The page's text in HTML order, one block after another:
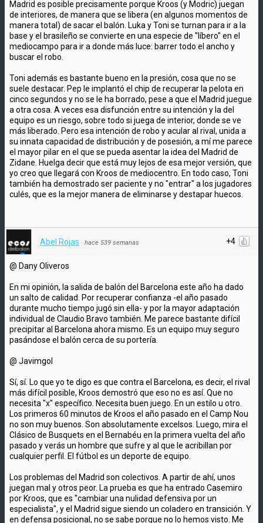
Madrid es posible precisamente porque Kroos (y Modric) juegan
de interiores, de manera que se libera (en algunos momentos de
manera total) de sacar el balón. Luka y Toni se turnan para ir a la
base y el brasileño se convierte en una especie de "líbero" en el
mediocampo para ir a donde más luce: barrer todo el ancho y
buscar el robo.
Toni además es bastante bueno en la presión, cosa que no se
suele destacar. Pep le implantó el chip de recuperar la pelota en
cinco segundos y no se le ha borrado, pese a que el Madrid juegue
a otra cosa. A veces esa disfunción entre su intención y la del
equipo es un riesgo, sobre todo si juega de interior, donde se ve
más liberado. Pero esa intención de robo y acular al rival, unida a
su innata capacidad de distribución y de posesión, a mí me parece
el mayor pilar en el que se pueda asentar la idea del Madrid de
Zidane. Huelga decir que está muy lejos de esa mejor versión, que
yo creo que llegará con Kroos de mediocentro. En todo caso, Toni
también ha demostrado ser paciente y no "entrar" a los jugadores
culés, que es la mejor manera de eliminarse y destapar huecos.
+4
Abel Rojas · hace 539 semanas
@ Dany Oliveros
En mi opinión, la salida de balón del Barcelona este año ha dado
un salto de calidad. Por recuperar confianza -el año pasado
durante mucho tiempo jugó sin ella- y por la mayor adaptación
individual de Claudio Bravo también. Me parece bastante difícil
precipitar al Barcelona ahora mismo. Es un equipo muy seguro
pasándose el balón cerca de su portería.
@ Javimgol
Sí, sí. Lo que yo te digo es que contra el Barcelona, es decir, el rival
más difícil posible, Kroos demostró que eso no es así. Que no
necesita "x" específico. Necesita buen juego. En un estilo u otro.
Los primeros 60 minutos de Kroos el año pasado en el Camp Nou
no son muy buenos. Son absolutamente excelsos. Luego, mira el
Clásico de Busquets en el Bernabéu en la primera vuelta del año
pasado y verás un hombre que sufre y al que le acribillan por
cualquier perfil. El fútbol es un deporte de equipo.
Los problemas del Madrid son colectivos. A partir de ahí, unos
juegan mal y otros peor. La prueba es que ha entrado Casemiro
por Kroos, que es "cambiar una nulidad defensiva por un
especialista", y el Madrid sigue siendo un coladero en transición. Y
en defensa posicional, no se sabe porque no lo hemos visto. Me